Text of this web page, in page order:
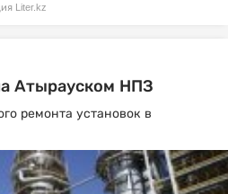
Liter.kz
Атырауском НПЗ
ремонта установок в